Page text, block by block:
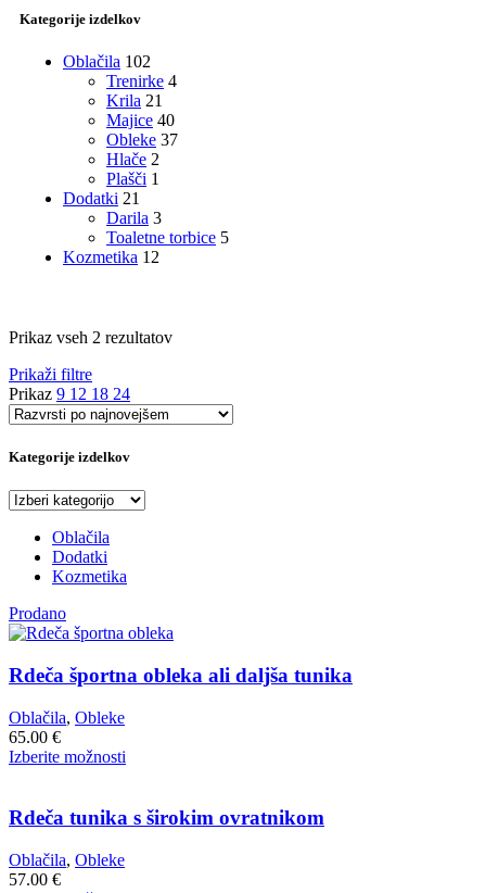
Kategorije izdelkov
Oblačila 102
Trenirke 4
Krila 21
Majice 40
Obleke 37
Hlače 2
Plašči 1
Dodatki 21
Darila 3
Toaletne torbice 5
Kozmetika 12
Prikaz vseh 2 rezultatovRazvrščeno
Prikaži filtre
Prikaz 9 12 18 24
Kategorije izdelkov
Oblačila
Dodatki
Kozmetika
Prodano
Rdeča športna obleka ali daljša tunika
Oblačila, Obleke
65.00 €
Izberite možnosti
več
Rdeča tunika s širokim ovratnikom
Oblačila, Obleke
57.00 €